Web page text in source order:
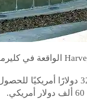
تصل تكلفة الالتحاق بهذه الكلية الخاصة